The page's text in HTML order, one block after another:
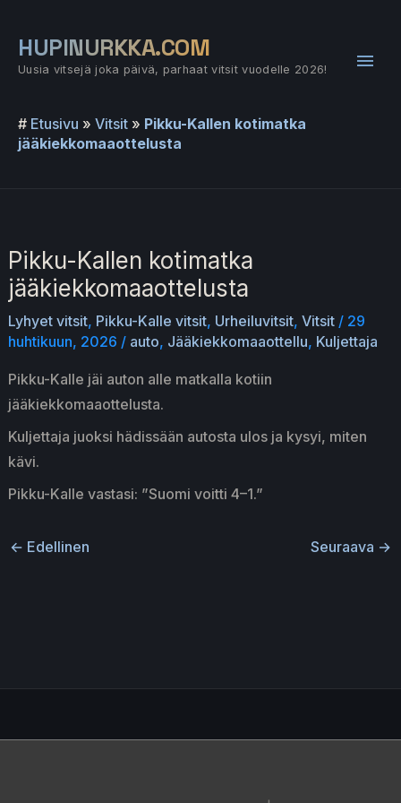
sisältöön
HUPINURKKA.COM
Uusia vitsejä joka päivä, parhaat vitsit vuodelle 2026!
# Etusivu » Vitsit » Pikku-Kallen kotimatka
jääkiekkomaaottelusta
Pikku-Kallen kotimatka
jääkiekkomaaottelusta
Lyhyet vitsit, Pikku-Kalle vitsit, Urheiluvitsit, Vitsit/ 29
huhtikuun, 2026 / auto, Jääkiekkomaaottellu, Kuljettaja
Pikku-Kalle jäi auton alle matkalla kotiin
jääkiekkomaaottelusta.
Kuljettaja juoksi hädissään autosta ulos ja kysyi, miten
kävi.
Pikku-Kalle vastasi: ”Suomi voitti 4–1.”
← Edellinen Seuraava →